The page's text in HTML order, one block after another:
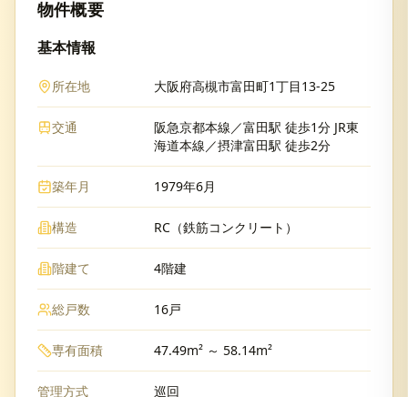
物件概要
基本情報
所在地 大阪府高槻市富田町1丁目13-25
交通
阪急京都本線／富田駅 徒歩1分 JR東
海道本線／摂津富田駅 徒歩2分
築年月 1979年6月
構造 RC（鉄筋コンクリート）
階建て 4階建
総戸数 16戸
専有面積 47.49m² ～ 58.14m²
管理方式 巡回